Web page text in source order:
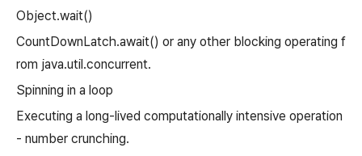
Object.wait()
CountDownLatch.await() or any other blocking operating f
rom java.util.concurrent.
Spinning in a loop
Executing a long-lived computationally intensive operation
- number crunching.